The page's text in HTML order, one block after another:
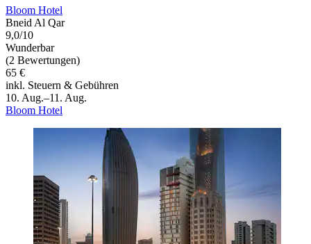
Bloom Hotel
Bneid Al Qar
9,0/10
Wunderbar
(2 Bewertungen)
65 €
inkl. Steuern & Gebühren
10. Aug.–11. Aug.
Bloom Hotel